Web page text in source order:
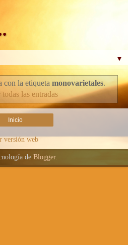
▼
con la etiqueta monovarietales.
las entradas
Inicio
versión web
de Blogger.